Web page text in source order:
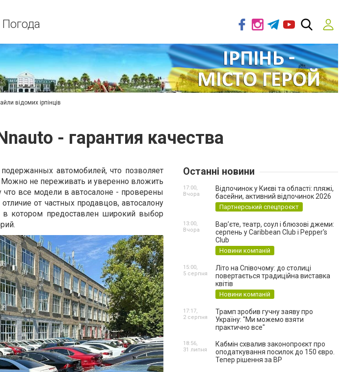
Погода
відомих ірпінців
- гарантия качества
автомобилей, что позволяет
не переживать и уверенно вложить
все модели в автосалоне - проверены
от частных продавцов, автосалону
котором предоставлен широкий выбор
Останні новини
Відпочинок у Києві та області: пляжі,
басейни, активний відпочинок 2026
Партнерський спецпроєкт
17:00,
Вчора
Вар’єте, театр, соул і блюзові джеми:
серпень у Caribbean Club і Pepper's
Club
Новини компаній
13:00,
Вчора
Літо на Співочому: до столиці
повертається традиційна виставка
квітів
Новини компаній
15:00,
5 серпня
Трамп зробив гучну заяву про
Україну: "Ми можемо взяти
практично все"
17:17,
2 серпня
Кабмін схвалив законопроєкт про
оподаткування посилок до 150 євро.
Тепер рішення за ВР
18:56,
31 липня